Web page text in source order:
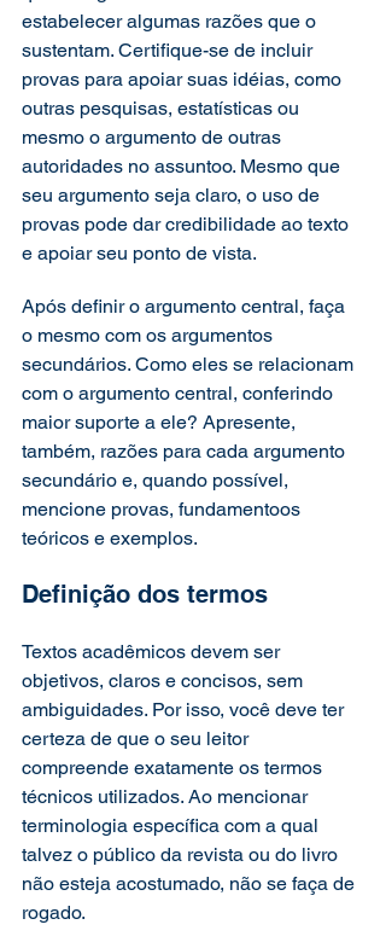
estabelecer algumas razões que o
sustentam. Certifique-se de incluir
provas para apoiar suas idéias, como
outras pesquisas, estatísticas ou
mesmo o argumento de outras
autoridades no assuntoo. Mesmo que
seu argumento seja claro, o uso de
provas pode dar credibilidade ao texto
e apoiar seu ponto de vista.
Após definir o argumento central, faça
o mesmo com os argumentos
secundários. Como eles se relacionam
com o argumento central, conferindo
maior suporte a ele? Apresente,
também, razões para cada argumento
secundário e, quando possível,
mencione provas, fundamentoos
teóricos e exemplos.
Definição dos termos
Textos acadêmicos devem ser
objetivos, claros e concisos, sem
ambiguidades. Por isso, você deve ter
certeza de que o seu leitor
compreende exatamente os termos
técnicos utilizados. Ao mencionar
terminologia específica com a qual
talvez o público da revista ou do livro
não esteja acostumado, não se faça de
rogado.